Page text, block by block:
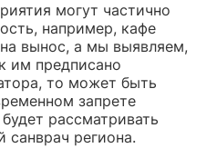
могут частично
например, кафе
вынос, а мы выявляем,
им предписано
то может быть
запрете
рассматривать
санврач региона.